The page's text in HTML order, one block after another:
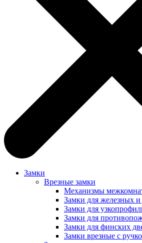
Замки
Врезные замки
Механизмы
Замки для железных
Замки для
Замки для
Замки для финских
Замки врезные с